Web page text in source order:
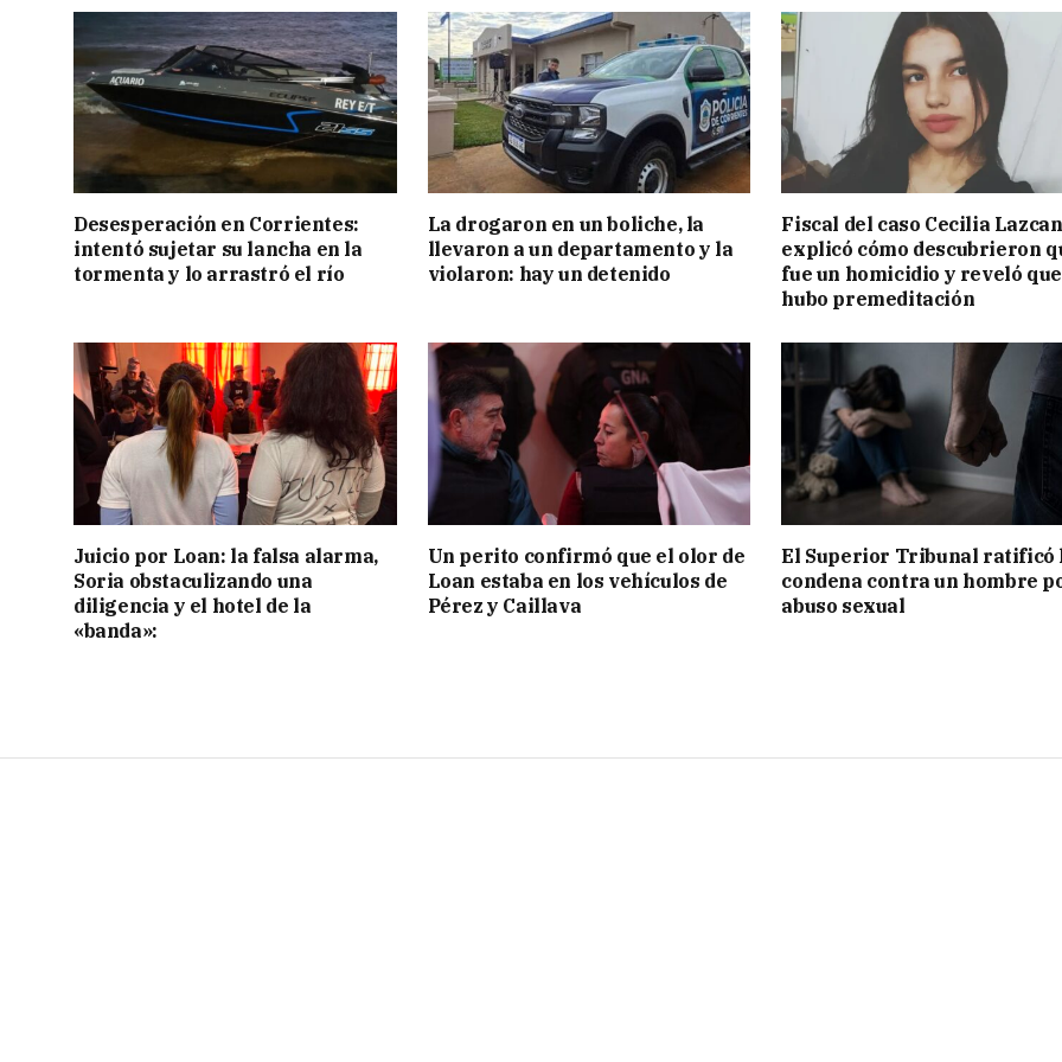
Desesperación en Corrientes:
intentó sujetar su lancha en la
tormenta y lo arrastró el río
La drogaron en un boliche, la
llevaron a un departamento y la
violaron: hay un detenido
Fiscal del caso Cecilia
explicó cómo descubrieron
fue un homicidio y reveló que
hubo premeditación
Juicio por Loan: la falsa alarma,
Soria obstaculizando una
diligencia y el hotel de la
«banda»:
Un perito confirmó que el olor de
Loan estaba en los vehículos de
Pérez y Caillava
El Superior Tribunal ratificó
condena contra un hombre
abuso sexual